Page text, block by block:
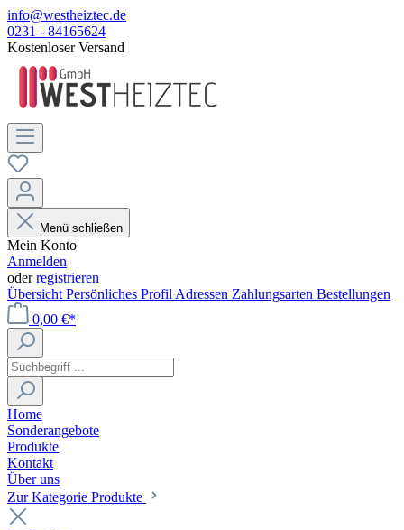
info@westheiztec.de
0231 - 84165624
Kostenloser Versand
Menü schließen
Mein Konto
Anmelden
oderregistrieren
Übersicht Persönliches Profil Adressen Zahlungsarten Bestellungen
0,00 €*
Home
Sonderangebote
Produkte
Kontakt
Über uns
Zur Kategorie Produkte